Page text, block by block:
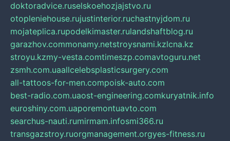
doktoradvice.ruselskoehozjajstvo.ru
otopleniehouse.rujustinterior.ruchastnyjdom.ru
mojateplica.rupodelkimaster.rulandshaftblog.ru
garazhov.commonamy.netstroysnami.kzlcna.kz
stroyu.kzmy-vesta.comtimeszp.comavtoguru.net
zsmh.com.uaallcelebsplasticsurgery.com
all-tattoos-for-men.compoisk-auto.com
best-radio.com.uaost-engineering.comkuryatnik.info
euroshiny.com.uaporemontuavto.com
searchus-nauti.rumirmam.infosmi366.ru
transgazstroy.ruorgmanagement.orgyes-fitness.ru